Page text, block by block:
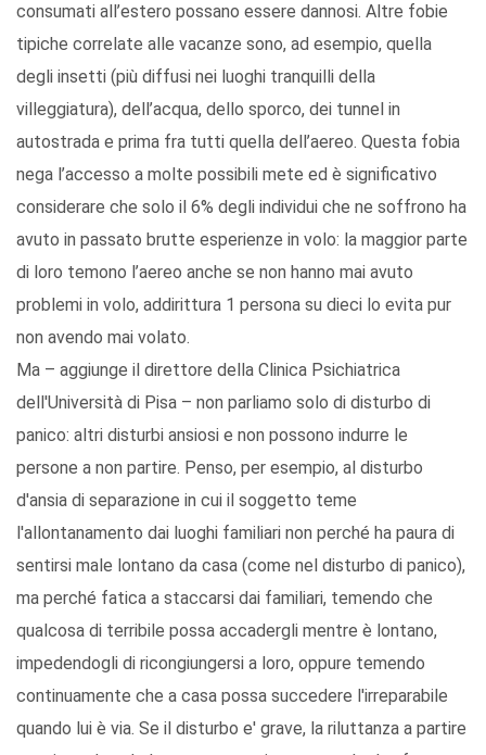
consumati all’estero possano essere dannosi. Altre fobie
tipiche correlate alle vacanze sono, ad esempio, quella
degli insetti (più diffusi nei luoghi tranquilli della
villeggiatura), dell’acqua, dello sporco, dei tunnel in
autostrada e prima fra tutti quella dell’aereo. Questa fobia
nega l’accesso a molte possibili mete ed è significativo
considerare che solo il 6% degli individui che ne soffrono ha
avuto in passato brutte esperienze in volo: la maggior parte
di loro temono l’aereo anche se non hanno mai avuto
problemi in volo, addirittura 1 persona su dieci lo evita pur
non avendo mai volato.
Ma – aggiunge il direttore della Clinica Psichiatrica
dell'Università di Pisa – non parliamo solo di disturbo di
panico: altri disturbi ansiosi e non possono indurre le
persone a non partire. Penso, per esempio, al disturbo
d'ansia di separazione in cui il soggetto teme
l'allontanamento dai luoghi familiari non perché ha paura di
sentirsi male lontano da casa (come nel disturbo di panico),
ma perché fatica a staccarsi dai familiari, temendo che
qualcosa di terribile possa accadergli mentre è lontano,
impedendogli di ricongiungersi a loro, oppure temendo
continuamente che a casa possa succedere l'irreparabile
quando lui è via. Se il disturbo e' grave, la riluttanza a partire